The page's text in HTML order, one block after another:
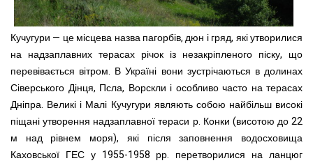
Кучугури — це місцева назва пагорбів, дюн і гряд, які утворилися
на надзаплавних терасах річок із незакріпленого піску, що
перевівається вітром. В Україні вони зустрічаються в долинах
Сіверського Дінця, Псла, Ворскли і особливо часто на терасах
Дніпра. Великі і Малі Кучугури являють собою найбільш високі
піщані утворення надзаплавної тераси р. Конки (висотою до 22
м над рівнем моря), які після заповнення водосховища
Каховської ГЕС у 1955-1958 рр. перетворилися на ланцюг